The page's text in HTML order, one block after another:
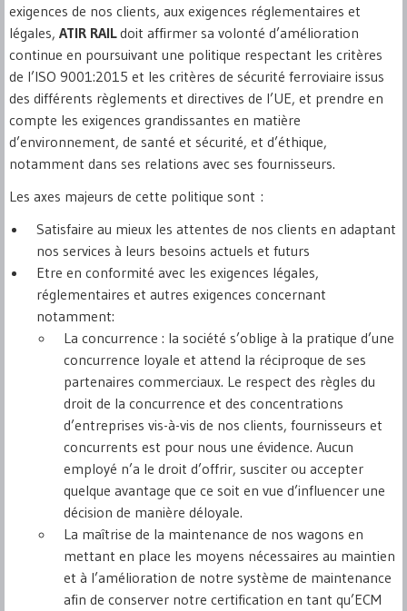
exigences de nos clients, aux exigences réglementaires et
légales, ATIR RAILdoit affirmer sa volonté d’amélioration
continue en poursuivant une politique respectant les critères
de l’ISO 9001:2015 et les critères de sécurité ferroviaire issus
des différents règlements et directives de l’UE, et prendre en
compte les exigences grandissantes en matière
d’environnement, de santé et sécurité, et d’éthique,
notamment dans ses relations avec ses fournisseurs.
Les axes majeurs de cette politique sont :
Satisfaire au mieux les attentes de nos clients en adaptant
nos services à leurs besoins actuels et futurs
Etre en conformité avec les exigences légales,
réglementaires et autres exigences concernant
notamment:
La concurrence : la société s’oblige à la pratique d’une
concurrence loyale et attend la réciproque de ses
partenaires commerciaux. Le respect des règles du
droit de la concurrence et des concentrations
d’entreprises vis-à-vis de nos clients, fournisseurs et
concurrents est pour nous une évidence. Aucun
employé n’a le droit d’offrir, susciter ou accepter
quelque avantage que ce soit en vue d’influencer une
décision de manière déloyale.
La maîtrise de la maintenance de nos wagons en
mettant en place les moyens nécessaires au maintien
et à l’amélioration de notre système de maintenance
afin de conserver notre certification en tant qu’ECM